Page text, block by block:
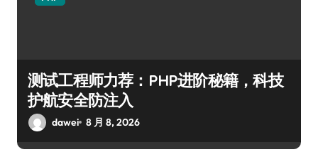
测试工程师力荐：PHP进阶秘籍，科技
护航安全防注入
dawei 8 月 8, 2026